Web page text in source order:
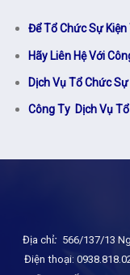
Để Tổ Chức Sự
Hãy Liên Hệ Với
Dịch Vụ Tổ Chức
Công Ty Dịch Vụ
Địa chỉ: 566/137/13
Điện thoại: